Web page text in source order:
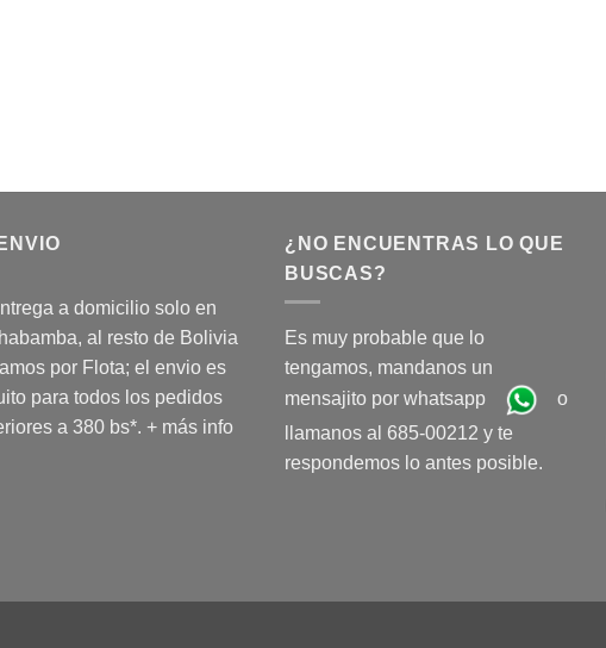
a domicilio solo en
al resto de Bolivia
por Flota; el envio es
para todos los pedidos
a 380 bs*. + más info
¿NO ENCUENTRAS LO QUE
BUSCAS?
Es muy probable que lo
tengamos, mandanos un
mensajito por whatsapp
o
llamanos al 685-00212 y te
respondemos lo antes posible.